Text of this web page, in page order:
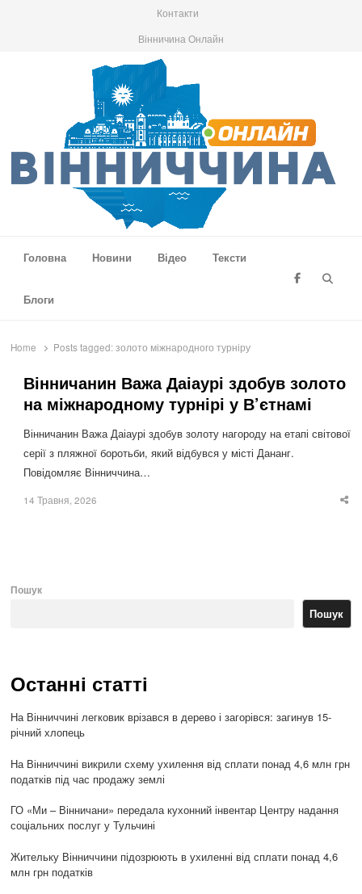
Контакти
Вінничина Онлайн
Головна
Новини Відео Тексти
Блоги
Home Posts tagged:золото міжнародного турніру
Вінничанин Важа Даіаурі здобув золото
на міжнародному турнірі у В’єтнамі
Вінничанин Важа Даіаурі здобув золоту нагороду на етапі світової
серії з пляжної боротьби, який відбувся у місті Дананг.
Повідомляє Вінниччина…
14 Травня, 2026
Пошук
Пошук
Останні статті
На Вінниччині легковик врізався в дерево і загорівся: загинув 15-
річний хлопець
На Вінниччині викрили схему ухилення від сплати понад 4,6 млн грн
податків під час продажу землі
ГО «Ми – Вінничани» передала кухонний інвентар Центру надання
соціальних послуг у Тульчині
Жительку Вінниччини підозрюють в ухиленні від сплати понад 4,6
млн грн податків